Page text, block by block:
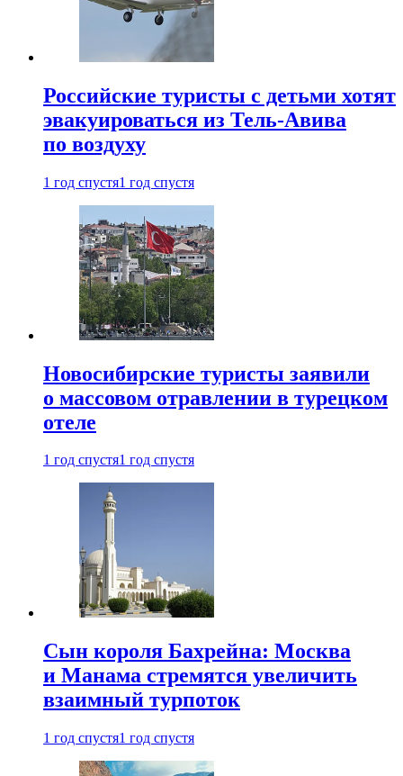
Российские туристы с детьми хотят
эвакуироваться из Тель-Авива
по воздуху
1 год спустя1 год спустя
Новосибирские туристы заявили
о массовом отравлении в турецком
отеле
1 год спустя1 год спустя
Сын короля Бахрейна: Москва
и Манама стремятся увеличить
взаимный турпоток
1 год спустя1 год спустя